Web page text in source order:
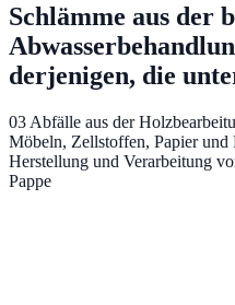
Schlämme aus der
derjenigen, die
03 Abfälle aus der
Möbeln, Zellstoffen, Papier und
Herstellung und Verarbeitung
Pappe